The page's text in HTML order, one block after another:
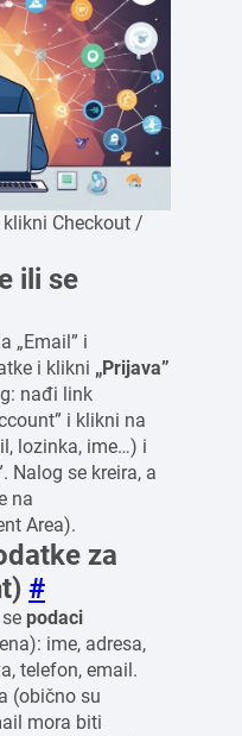
Checkout /
ili se
„Email” i
i klikni „Prijava”
nađi link
i klikni na
lozinka, ime…) i
Nalog se kreira, a
na
Area).
za
#
podaci
ime, adresa,
telefon, email.
(obično su
mora biti